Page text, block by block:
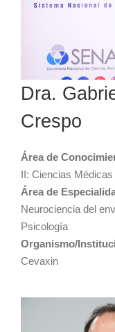
Dra.
Crespo
Área de
II: Ciencias
Área de
Neurociencia del
Psicología
Organismo/
Cevaxin